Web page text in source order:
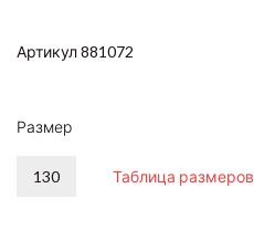
Артикул 881072
Размер
130 Таблица размеров